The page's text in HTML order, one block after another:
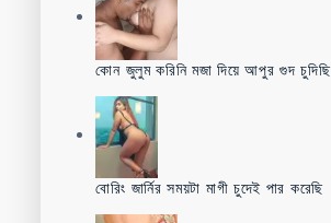
কোন জুলুম করিনি মজা দিয়ে আপুর গুদ চুদিছি
বোরিং জার্নির সময়টা মাগী চুদেই পার করেছি